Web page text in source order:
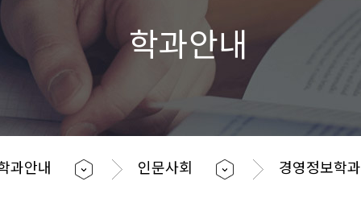
학과안내
과안내 인문사회 경영정보학과